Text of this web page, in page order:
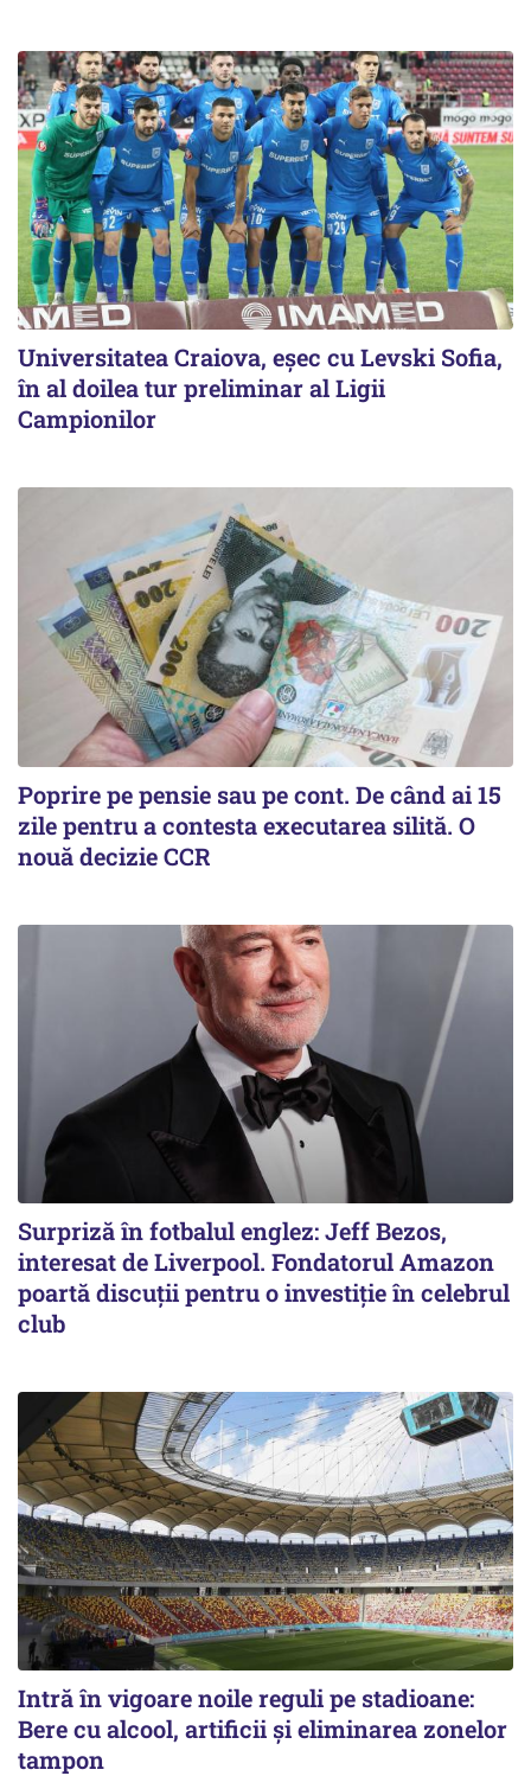
Universitatea Craiova, eșec cu Levski Sofia,
în al doilea tur preliminar al Ligii
Campionilor
Poprire pe pensie sau pe cont. De când ai 15
zile pentru a contesta executarea silită. O
nouă decizie CCR
Surpriză în fotbalul englez: Jeff Bezos,
interesat de Liverpool. Fondatorul Amazon
poartă discuții pentru o investiție în celebrul
club
Intră în vigoare noile reguli pe stadioane:
Bere cu alcool, artificii și eliminarea zonelor
tampon